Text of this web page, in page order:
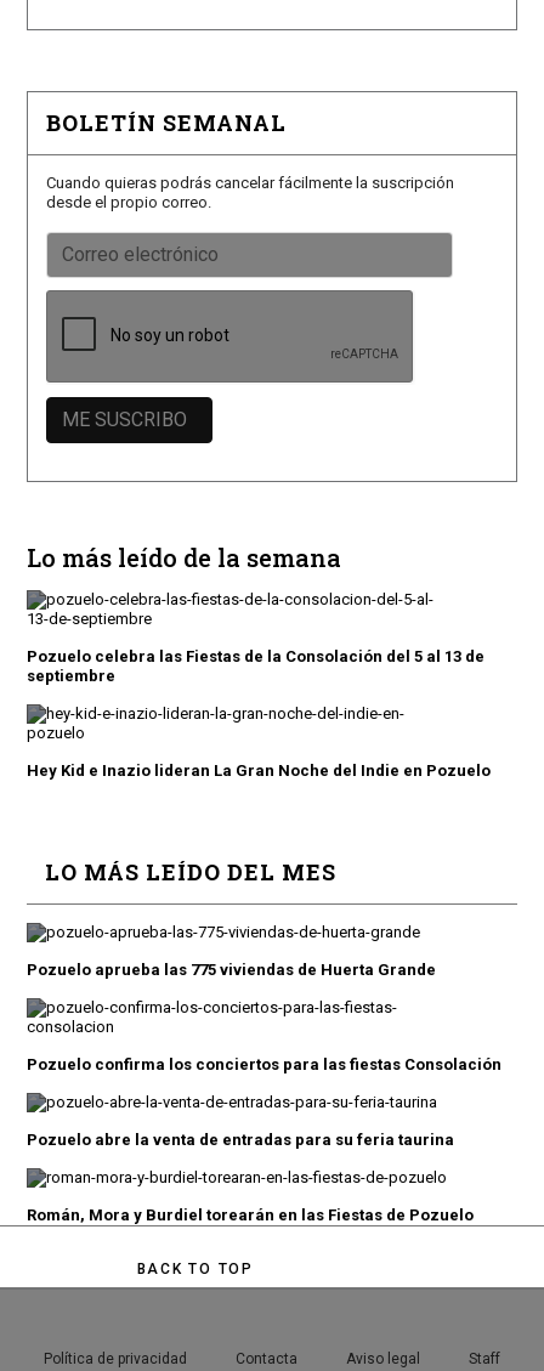
BOLETÍN SEMANAL
Cuando quieras podrás cancelar fácilmente la suscripción
desde el propio correo.
Lo más leído de la semana
Pozuelo celebra las Fiestas de la Consolación del 5 al 13 de
septiembre
Hey Kid e Inazio lideran La Gran Noche del Indie en Pozuelo
LO MÁS LEÍDO DEL MES
Pozuelo aprueba las 775 viviendas de Huerta Grande
Pozuelo confirma los conciertos para las fiestas Consolación
Pozuelo abre la venta de entradas para su feria taurina
Román, Mora y Burdiel torearán en las Fiestas de Pozuelo
BACK TO TOP
Política de privacidad Contacta Aviso legal Staff